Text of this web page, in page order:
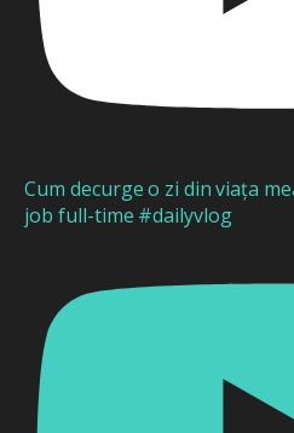
Cum decurge o zi din viața
job full-time #dailyvlog